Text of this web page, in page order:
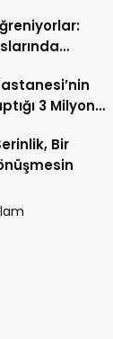
3 Milyon
Bir